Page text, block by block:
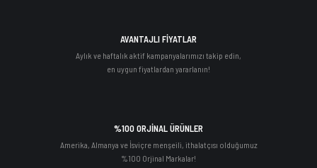
AVANTAJLI FİYATLAR
Aylık ve haftalık aktif kampanyalarımızı takip edin,
en uygun fiyatlardan yararlanın!
%100 ORJİNAL ÜRÜNLER
Amerika, Almanya ve İsviçre menşeili, ithalatçısı olduğumuz
%100 Orjinal Markalar!